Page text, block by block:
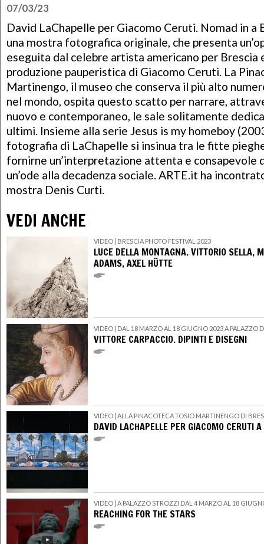
07/03/23
David LaChapelle per Giacomo Ceruti. Nomad in a
una mostra fotografica originale, che presenta
eseguita dal celebre artista americano per Brescia
produzione pauperistica di Giacomo Ceruti. La
Martinengo, il museo che conserva il più alto
nel mondo, ospita questo scatto per narrare,
nuovo e contemporaneo, le sale solitamente
ultimi. Insieme alla serie Jesus is my homeboy
fotografia di LaChapelle si insinua tra le fitte
fornirne un’interpretazione attenta e consapevole
un’ode alla decadenza sociale. ARTE.it ha
mostra Denis Curti.
VEDI ANCHE
VIDEO | BRESCIA PHOTO FESTIVAL 2023
LUCE DELLA MONTAGNA. VITTORIO SELLA,
ADAMS, AXEL HÜTTE
VIDEO | DAL 18 MARZO AL 18 GIUGNO 2023 A PALAZZO
VITTORE CARPACCIO. DIPINTI E DISEGNI
VIDEO | ALLA PINACOTECA TOSIO MARTINENGO DI
DAVID LACHAPELLE PER GIACOMO CERUTI
VIDEO | A PALAZZO STROZZI DAL 4 MARZO AL 18
REACHING FOR THE STARS